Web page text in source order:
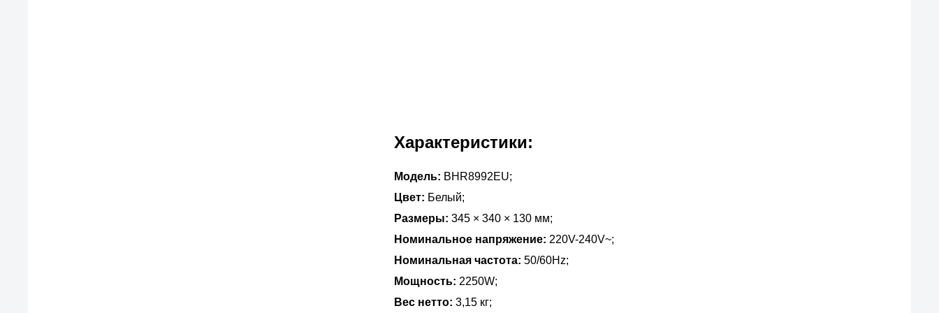
Характеристики:
Модель: BHR8992EU;
Цвет: Белый;
Размеры: 345 × 340 × 130 мм;
Номинальное напряжение: 220V-240V~;
Номинальная частота: 50/60Hz;
Мощность: 2250W;
Вес нетто: 3,15 кг;